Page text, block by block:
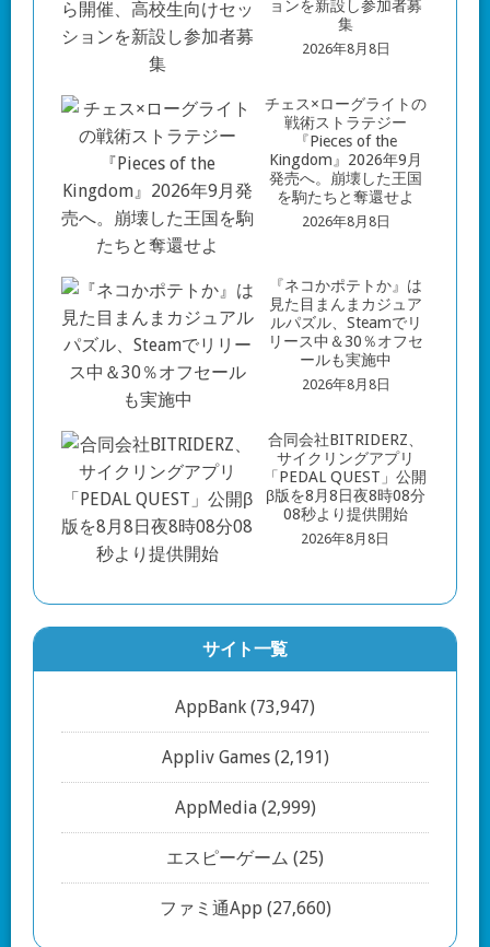
ョンを新設し参加者募
集
2026年8月8日
チェス×ローグライトの
戦術ストラテジー
『Pieces of the
Kingdom』2026年9月
発売へ。崩壊した王国
を駒たちと奪還せよ
2026年8月8日
『ネコかポテトか』は
見た目まんまカジュア
ルパズル、Steamでリ
リース中＆30％オフセ
ールも実施中
2026年8月8日
合同会社BITRIDERZ、
サイクリングアプリ
「PEDAL QUEST」公開
β版を8月8日夜8時08分
08秒より提供開始
2026年8月8日
サイト一覧
AppBank (73,947)
Appliv Games(2,191)
AppMedia(2,999)
エスピーゲーム (25)
ファミ通App(27,660)